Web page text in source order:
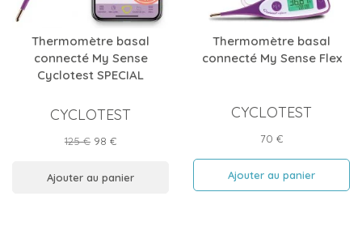
Thermomètre basal
connecté My Sense
Cyclotest SPECIAL
CYCLOTEST
Prix
base
125 € Prix
98 €
Ajouter au panier
Thermomètre basal
connecté My Sense Flex
CYCLOTEST
Prix
70 €
Ajouter au panier